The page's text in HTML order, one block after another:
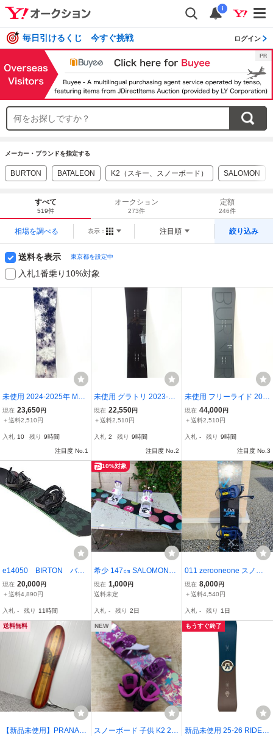
i
毎日引けるくじ 今すぐ挑戦 ログイン
メーカー・ブランドを指定する
BURTON BATALEON K2（スキー、スノーボード） SALOMON
すべて
519件
オークション
273件
定額
246件
相場を調べる 表示： 注目順 絞り込み
送料を表示 東京都を設定中
入札1番乗り10%対象
未使用 2024-2025年 MO
SS EBIS 148cm モス エビ
ス スノーボード 41776-2
現在 23,650円
＋送料2,510円
入札 10 残り 9時間
注目度 No.1
未使用 グラトリ 2023-20
24年 MOSS CIRCUS 149
cm モス スノーボード サ
現在 22,550円
＋送料2,510円
入札 2 残り 9時間
注目度 No.2
未使用 フリーライド 202
3-2024年 MOSS BURNE
R 149cm モス バーナー
現在 44,000円
＋送料2,510円
入札 - 残り 9時間
注目度 No.3
e14050 BIRTON バー
トン スノーボード スノボ
板 ビンディング 全長約14
現在 20,000円
＋送料4,890円
入札 - 残り 11時間
10%対象
希少 147㎝ SALOMONサ
ロモン TIARA スノボ 一応
ジャンクで3点セット
現在 1,000円
送料未定
入札 - 残り 2日
011 zerooneone スノー
ボード 板 ビンディングセ
ット X FLY SPIN DOUBL
現在 8,000円
＋送料4,540円
入札 - 残り 1日
送料無料
【新品未使用】PRANAP
NEW
スノーボード 子供 K2 21
もうすぐ終了
新品未使用 25-26 RIDE A